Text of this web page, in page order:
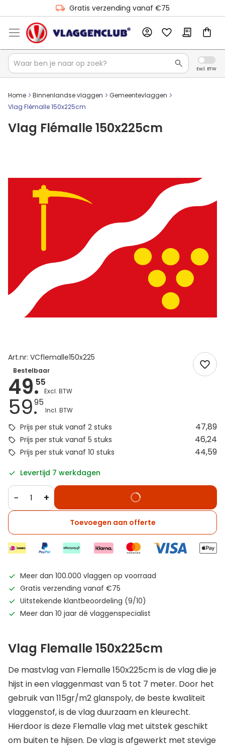
Gratis verzending vanaf €75
Home Binnenlandse vlaggen
Gemeentevlaggen
Vlag Flémalle 150x225cm
Vlag Flémalle 150x225cm
Art.nr: VCflemalle150x225
Bestelbaar
49.55
59.95
Prijs per stuk vanaf 2 stuks 47,89
Prijs per stuk vanaf 5 stuks 46,24
Prijs per stuk vanaf 10 stuks 44,59
Levertijd 7 werkdagen
− +
Toevoegen aan offerte
Meer dan 100.000 vlaggen op voorraad
Gratis verzending vanaf €75
Uitstekende klantbeoordeling (9/10)
Meer dan 10 jaar dé vlaggenspecialist
Vlag Flemalle 150x225cm
De mastvlag van Flemalle 150x225cm is de vlag die je
hijst in een vlaggenmast van 5 tot 7 meter. Door het
gebruik van 115gr/m2 glanspoly, de beste kwaliteit
vlaggenstof, is de vlag duurzaam en kleurecht.
Hierdoor is deze Flemalle vlag met uitstek geschikt
om buiten te hijsen. De vlag is afgewerkt met stevige